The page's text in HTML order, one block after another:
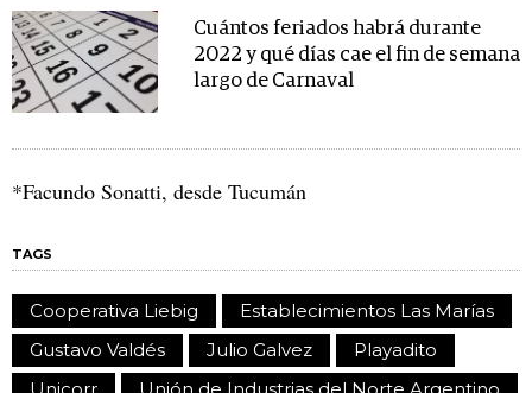
Cuántos feriados habrá durante
2022 y qué días cae el fin de semana
largo de Carnaval
*Facundo Sonatti, desde Tucumán
TAGS
Cooperativa Liebig
Establecimientos Las Marías
Gustavo Valdés
Julio Galvez
Playadito